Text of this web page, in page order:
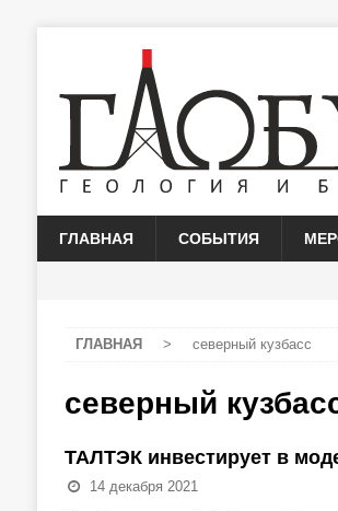
ГЛАВНАЯ СОБЫТИЯ
ГЛАВНАЯ > северный кузбасс
северный
ТАЛТЭК инвестирует в
14 декабря 2021